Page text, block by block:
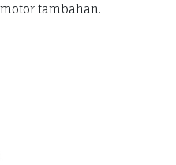
tambahan.